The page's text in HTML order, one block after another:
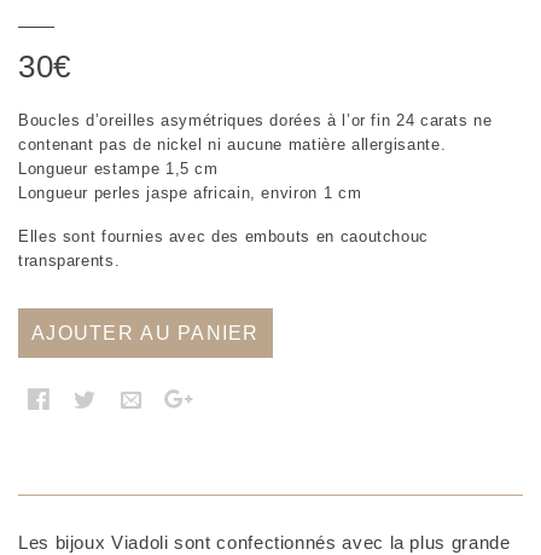
30€
Boucles d’oreilles asymétriques dorées à l’or fin 24 carats ne
contenant pas de nickel ni aucune matière allergisante.
Longueur estampe 1,5 cm
Longueur perles jaspe africain, environ 1 cm
Elles sont fournies avec des embouts en caoutchouc
transparents.
AJOUTER AU PANIER
Les bijoux Viadoli sont confectionnés avec la plus grande